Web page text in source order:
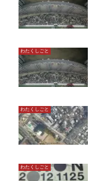
わたくしごと
わたくしごと
わたくしごと